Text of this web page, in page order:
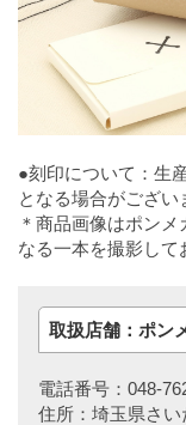
●刻印について：生
となる場合がござい
＊商品画像はポン
なる一本を撮影して
取扱店舗：ポン
電話番号：048-
住所：埼玉県さ